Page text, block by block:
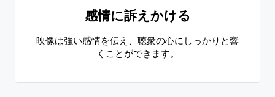
感情に訴えかける
映像は強い感情を伝え、聴衆の心にしっかりと響
くことができます。